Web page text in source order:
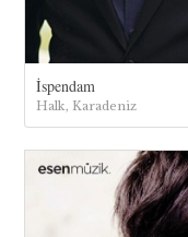
İspendam
Halk, Karadeniz